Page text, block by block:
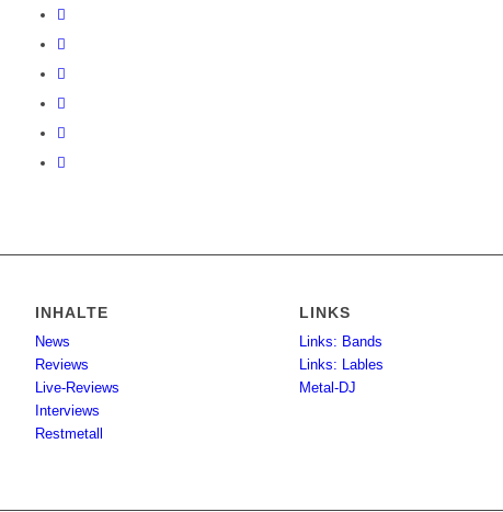
INHALTE
News
Reviews
Live-Reviews
Interviews
Restmetall
LINKS
Links: Bands
Links: Lables
Metal-DJ